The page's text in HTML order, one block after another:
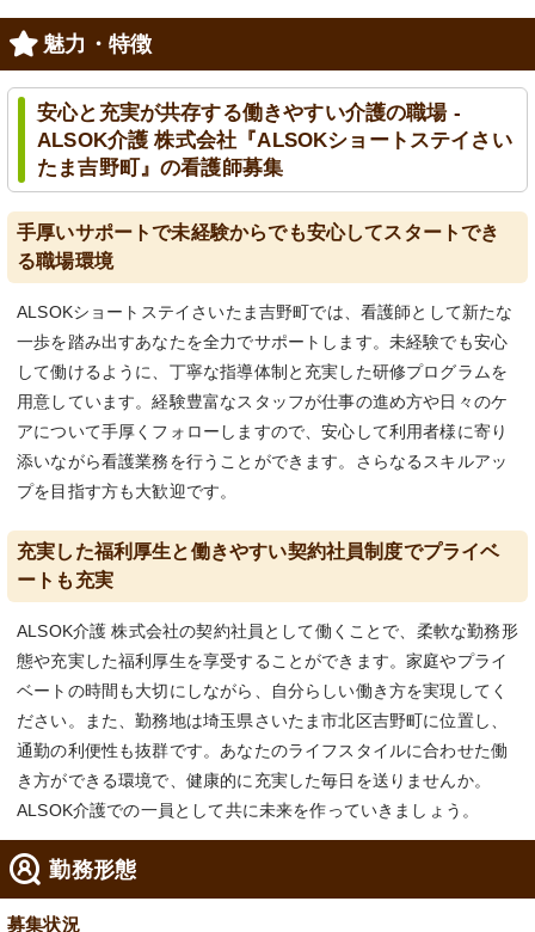
魅力・特徴
安心と充実が共存する働きやすい介護の職場 -
ALSOK介護 株式会社『ALSOKショートステイさい
たま吉野町』の看護師募集
手厚いサポートで未経験からでも安心してスタートでき
る職場環境
ALSOKショートステイさいたま吉野町では、看護師として新たな
一歩を踏み出すあなたを全力でサポートします。未経験でも安心
して働けるように、丁寧な指導体制と充実した研修プログラムを
用意しています。経験豊富なスタッフが仕事の進め方や日々のケ
アについて手厚くフォローしますので、安心して利用者様に寄り
添いながら看護業務を行うことができます。さらなるスキルアッ
プを目指す方も大歓迎です。
充実した福利厚生と働きやすい契約社員制度でプライベ
ートも充実
ALSOK介護 株式会社の契約社員として働くことで、柔軟な勤務形
態や充実した福利厚生を享受することができます。家庭やプライ
ベートの時間も大切にしながら、自分らしい働き方を実現してく
ださい。また、勤務地は埼玉県さいたま市北区吉野町に位置し、
通勤の利便性も抜群です。あなたのライフスタイルに合わせた働
き方ができる環境で、健康的に充実した毎日を送りませんか。
ALSOK介護での一員として共に未来を作っていきましょう。
勤務形態
募集状況